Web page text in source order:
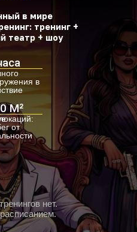
в мире
тренинг +
театр + шоу
в
М²
от
нет.